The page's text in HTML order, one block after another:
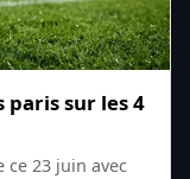
paris sur les 4
ce 23 juin avec